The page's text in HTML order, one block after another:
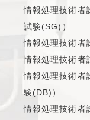
情報処理技術者
試験(SG)）
情報処理技術者
情報処理技術者
情報処理技術者
験(DB)）
情報処理技術者